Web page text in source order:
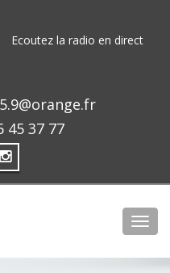
Ecoutez la radio en direct
45 37 77